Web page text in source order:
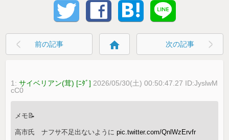
前の記事 home 次の記事
1:サイベリアン(茸) [ﾆﾀﾞ] 2026/05/30(土) 00:50:47.27 ID:JyslwM
cC0
メモ📝
高市氏 ナフサ不足出ないようにpic.twitter.com/QnlWzErvfr